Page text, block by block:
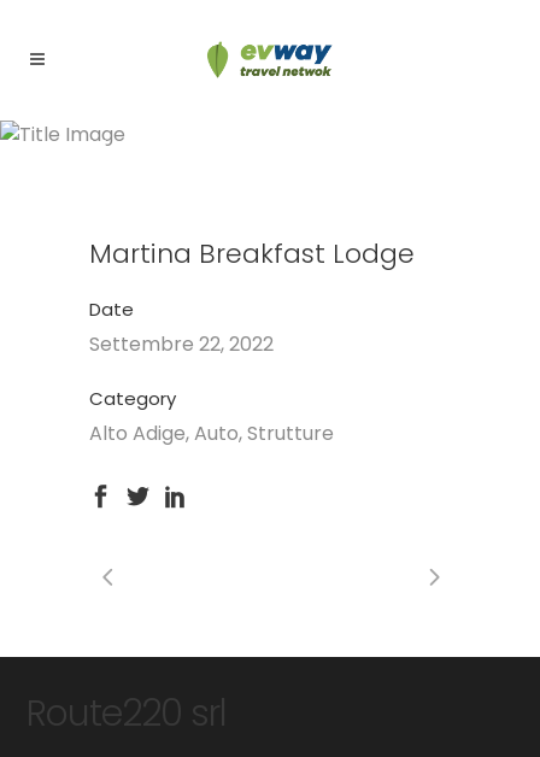
Martina Breakfast Lodge
Martina Breakfast Lodge
Date
Settembre 22, 2022
Category
Alto Adige, Auto, Strutture
Route220 srl